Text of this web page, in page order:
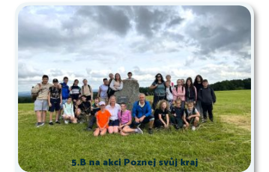
5.B na akci Poznej svůj kraj